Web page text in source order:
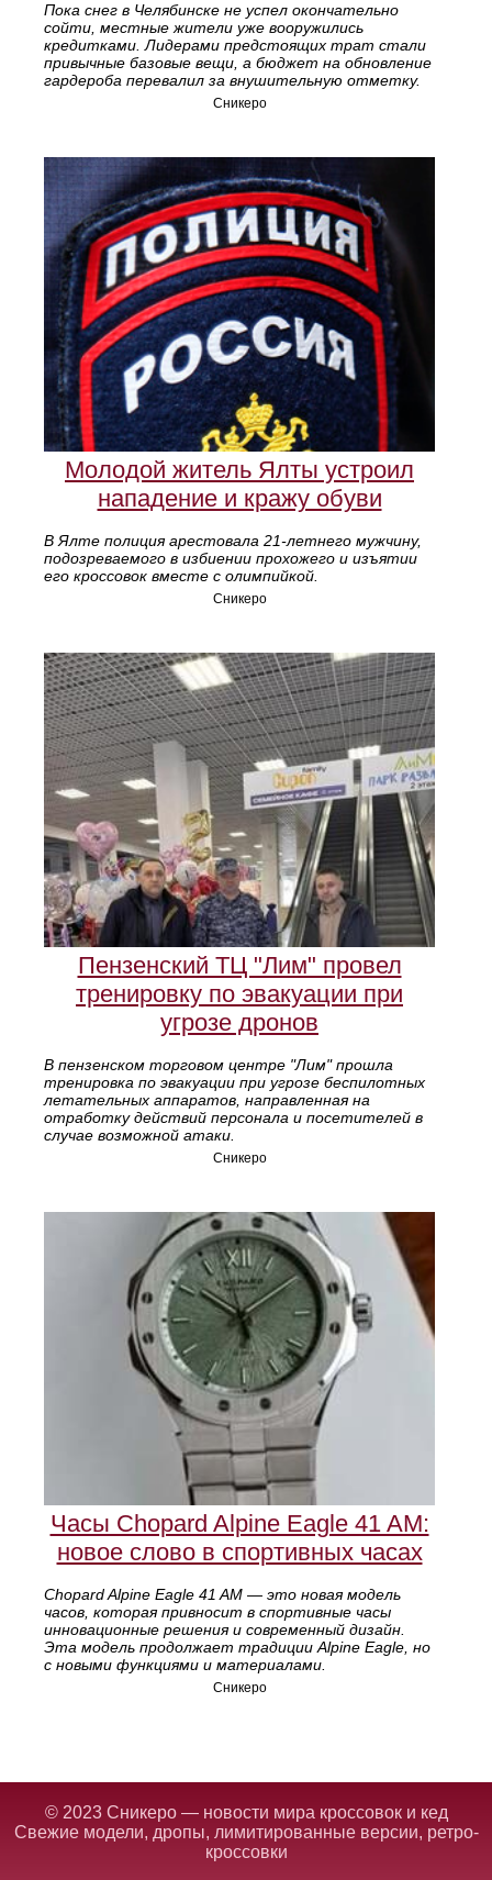
Пока снег в Челябинске не успел окончательно
сойти, местные жители уже вооружились
кредитками. Лидерами предстоящих трат стали
привычные базовые вещи, а бюджет на обновление
гардероба перевалил за внушительную отметку.
Сникеро
Молодой житель Ялты устроил
нападение и кражу обуви
В Ялте полиция арестовала 21‑летнего мужчину,
подозреваемого в избиении прохожего и изъятии
его кроссовок вместе с олимпийкой.
Сникеро
Пензенский ТЦ "Лим" провел
тренировку по эвакуации при
угрозе дронов
В пензенском торговом центре "Лим" прошла
тренировка по эвакуации при угрозе беспилотных
летательных аппаратов, направленная на
отработку действий персонала и посетителей в
случае возможной атаки.
Сникеро
Часы Chopard Alpine Eagle 41 AM:
новое слово в спортивных часах
Chopard Alpine Eagle 41 AM — это новая модель
часов, которая привносит в спортивные часы
инновационные решения и современный дизайн.
Эта модель продолжает традиции Alpine Eagle, но
с новыми функциями и материалами.
Сникеро
© 2023 Сникеро — новости мира кроссовок и кед
Свежие модели, дропы, лимитированные версии, ретро-
кроссовки